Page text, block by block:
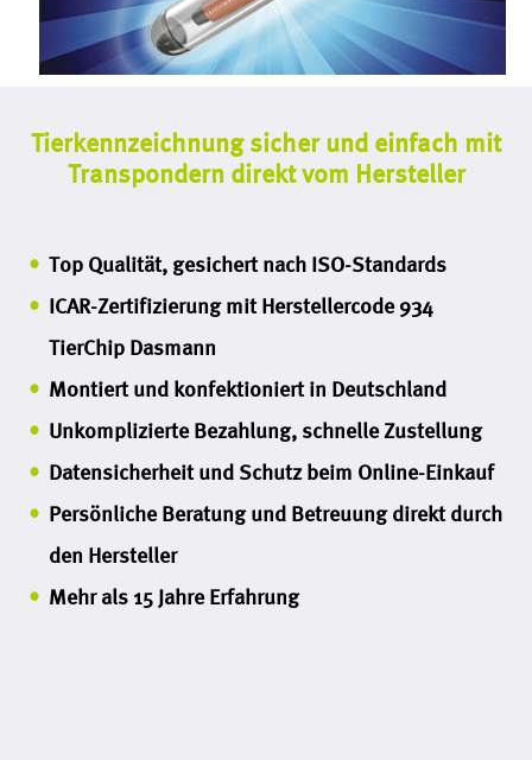
Tierkennzeichnung sicher und einfach mit
Transpondern direkt vom Hersteller
Top Qualität, gesichert nach ISO-Standards
ICAR-Zertifizierung mit Herstellercode 934
TierChip Dasmann
Montiert und konfektioniert in Deutschland
Unkomplizierte Bezahlung, schnelle Zustellung
Datensicherheit und Schutz beim Online-Einkauf
Persönliche Beratung und Betreuung direkt durch
den Hersteller
Mehr als 15 Jahre Erfahrung